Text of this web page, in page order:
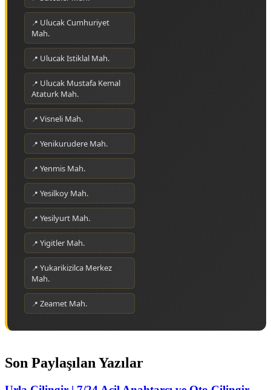
Ulucak Cumhuriyet
Mah.
Ulucak Istiklal Mah.
Ulucak Mustafa Kemal
Ataturk Mah.
Visneli Mah.
Yenikurudere Mah.
Yenmis Mah.
Yesilkoy Mah.
Yesilyurt Mah.
Yigitler Mah.
Yukarikizilca Merkez
Mah.
Zeamet Mah.
Son Paylaşılan Yazılar